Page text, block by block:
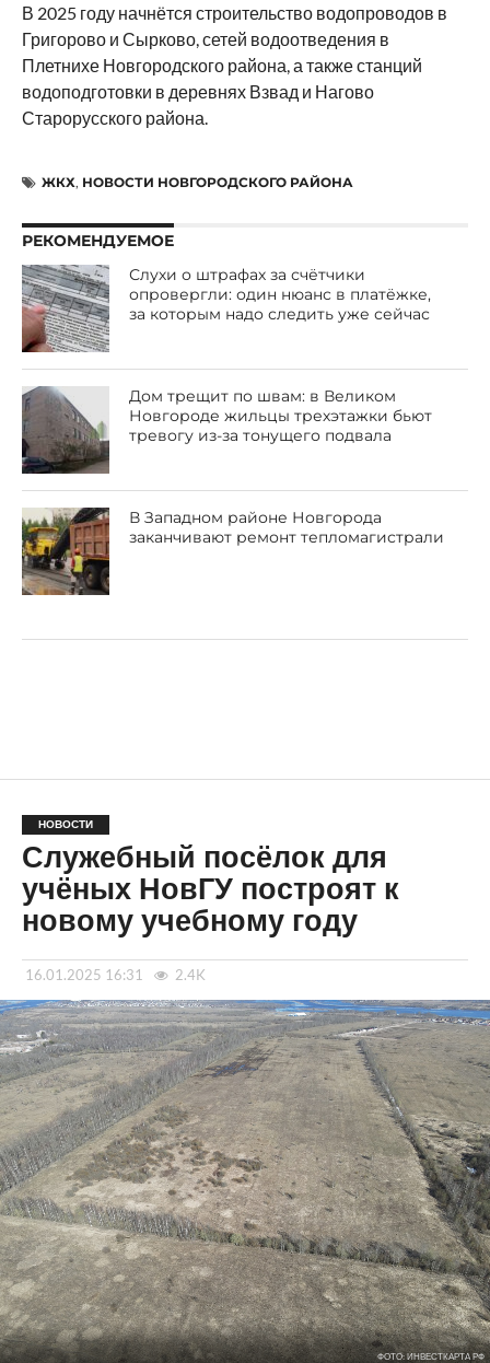
В 2025 году начнётся строительство водопроводов в
Григорово и Сырково, сетей водоотведения в
Плетнихе Новгородского района, а также станций
водоподготовки в деревнях Взвад и Нагово
Старорусского района.
ЖКХ, НОВОСТИ НОВГОРОДСКОГО РАЙОНА
РЕКОМЕНДУЕМОЕ
Слухи о штрафах за счётчики
опровергли: один нюанс в платёжке,
за которым надо следить уже сейчас
Дом трещит по швам: в Великом
Новгороде жильцы трехэтажки бьют
тревогу из-за тонущего подвала
В Западном районе Новгорода
заканчивают ремонт тепломагистрали
НОВОСТИ
Служебный посёлок для
учёных НовГУ построят к
новому учебному году
16.01.2025 16:31 2.4K
ФОТО: ИНВЕСТКАРТА РФ